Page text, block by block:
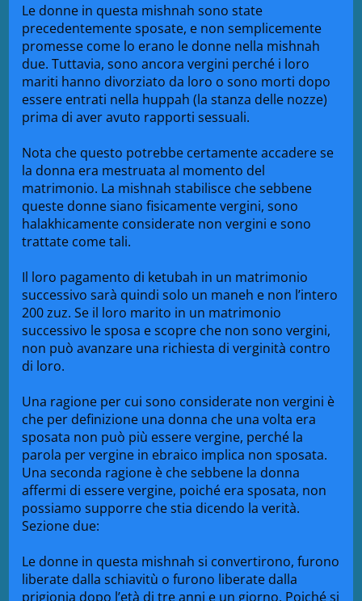
Le donne in questa mishnah sono state
precedentemente sposate, e non semplicemente
promesse come lo erano le donne nella mishnah
due. Tuttavia, sono ancora vergini perché i loro
mariti hanno divorziato da loro o sono morti dopo
essere entrati nella huppah (la stanza delle nozze)
prima di aver avuto rapporti sessuali.
Nota che questo potrebbe certamente accadere se
la donna era mestruata al momento del
matrimonio. La mishnah stabilisce che sebbene
queste donne siano fisicamente vergini, sono
halakhicamente considerate non vergini e sono
trattate come tali.
Il loro pagamento di ketubah in un matrimonio
successivo sarà quindi solo un maneh e non l’intero
200 zuz. Se il loro marito in un matrimonio
successivo le sposa e scopre che non sono vergini,
non può avanzare una richiesta di verginità contro
di loro.
Una ragione per cui sono considerate non vergini è
che per definizione una donna che una volta era
sposata non può più essere vergine, perché la
parola per vergine in ebraico implica non sposata.
Una seconda ragione è che sebbene la donna
affermi di essere vergine, poiché era sposata, non
possiamo supporre che stia dicendo la verità.
Sezione due:
Le donne in questa mishnah si convertirono, furono
liberate dalla schiavitù o furono liberate dalla
prigionia dopo l’età di tre anni e un giorno. Poiché si